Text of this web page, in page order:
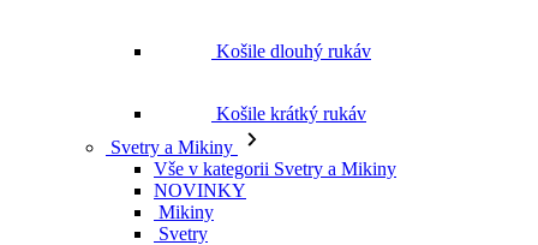
Košile dlouhý rukáv
Košile krátký rukáv
Svetry a Mikiny
Vše v kategorii Svetry a Mikiny
NOVINKY
Mikiny
Svetry